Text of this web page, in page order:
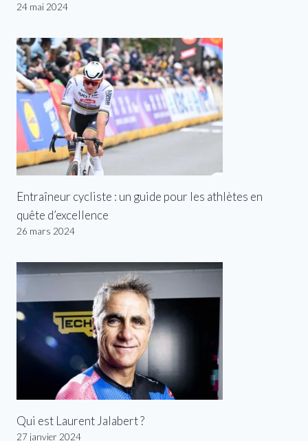
24 mai 2024
Entraîneur cycliste : un guide pour les athlètes en
quête d’excellence
26 mars 2024
Qui est Laurent Jalabert ?
27 janvier 2024